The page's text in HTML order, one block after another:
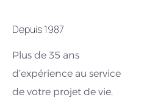
Depuis 1987
Plus de 35 ans
d’expérience au service
de votre projet de vie.